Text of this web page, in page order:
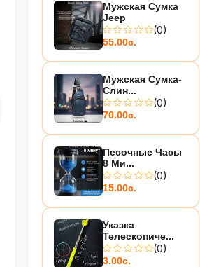
Мужская Сумка
Jeep
(0)
55.00с.
Мужская Сумка-
Слин...
(0)
70.00с.
Песочные Часы
8 Ми...
(0)
15.00с.
Указка
Телескопиче...
(0)
3.00с.